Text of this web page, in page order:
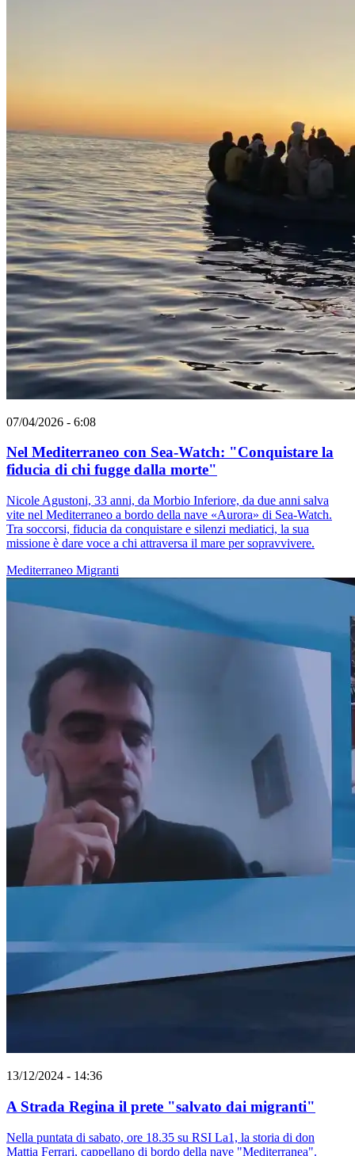
07/04/2026 - 6:08
Nel Mediterraneo con Sea-Watch: "Conquistare la
fiducia di chi fugge dalla morte"
Nicole Agustoni, 33 anni, da Morbio Inferiore, da due anni salva
vite nel Mediterraneo a bordo della nave «Aurora» di Sea-Watch.
Tra soccorsi, fiducia da conquistare e silenzi mediatici, la sua
missione è dare voce a chi attraversa il mare per sopravvivere.
Mediterraneo Migranti
13/12/2024 - 14:36
A Strada Regina il prete "salvato dai migranti"
Nella puntata di sabato, ore 18.35 su RSI La1, la storia di don
Mattia Ferrari, cappellano di bordo della nave "Mediterranea".